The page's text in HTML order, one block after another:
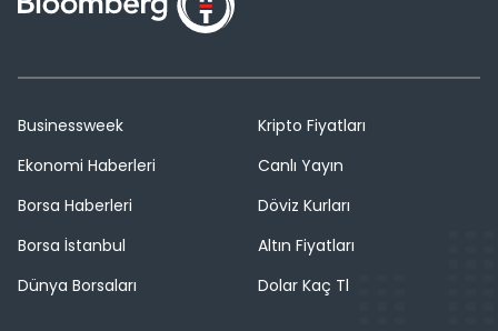
Businessweek
Ekonomi Haberleri
Borsa Haberleri
Borsa İstanbul
Dünya Borsaları
Kripto Fiyatları
Canlı Yayın
Döviz Kurları
Altın Fiyatları
Dolar Kaç Tl